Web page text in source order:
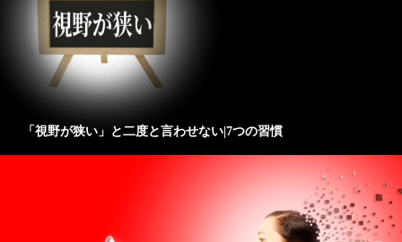
「視野が狭い」と二度と言わせない|7つの習慣